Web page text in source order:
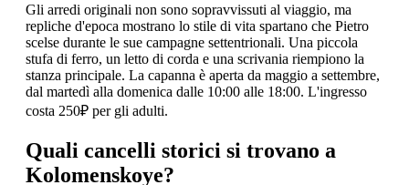
Gli arredi originali non sono sopravvissuti al viaggio, ma
repliche d'epoca mostrano lo stile di vita spartano che Pietro
scelse durante le sue campagne settentrionali. Una piccola
stufa di ferro, un letto di corda e una scrivania riempiono la
stanza principale. La capanna è aperta da maggio a settembre,
dal martedì alla domenica dalle 10:00 alle 18:00. L'ingresso
costa 250₽ per gli adulti.
Quali cancelli storici si trovano a
Kolomenskoye?